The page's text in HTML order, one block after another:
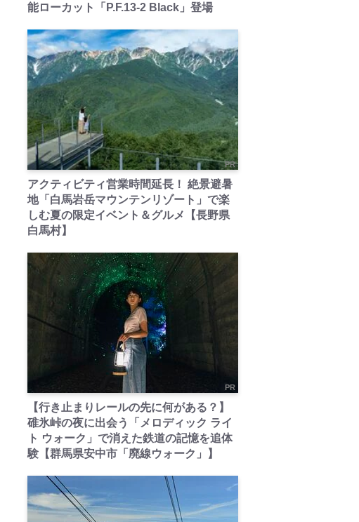
能ローカット「P.F.13-2 Black」登場
PR
アクティビティ営業時間延長！ 絶景避暑
地「白馬岩岳マウンテンリゾート」で楽
しむ夏の限定イベント＆グルメ【長野県
白馬村】
PR
【行き止まりレールの先に何がある？】
碓氷峠の夜に出会う「メロディック ライ
ト ウォーク」で消えた鉄道の記憶を追体
験【群馬県安中市「廃線ウォーク」】